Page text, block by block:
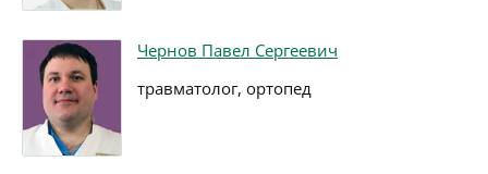
Чернов Павел Сергеевич
травматолог, ортопед